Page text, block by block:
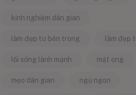
kinh nghiệm dân gian
làm đẹp từ bên trong làm đẹp
lối sống lành mạnh mật ong
mẹo dân gian ngủ ngon